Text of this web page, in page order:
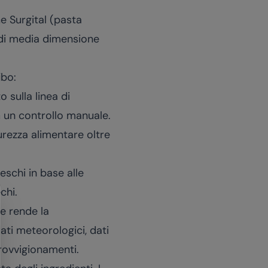
Surgital (pasta
media dimensione
sulla linea di
controllo manuale.
alimentare oltre
in base alle
rende la
meteorologici, dati